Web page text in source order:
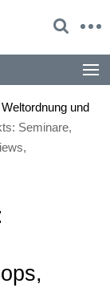
und
Seminare,